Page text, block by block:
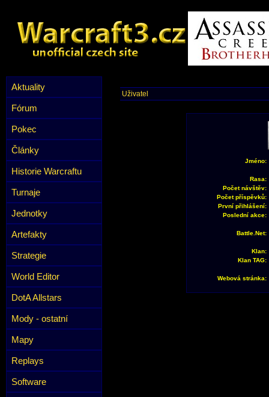
Aktuality
Fórum
Pokec
Články
Historie Warcraftu
Turnaje
Jednotky
Artefakty
Strategie
World Editor
DotA Allstars
Mody - ostatní
Mapy
Replays
Software
Uživatel
Jméno:
Rasa:
Počet návštěv:
Počet příspěvků:
První přihlášení:
Poslední akce:
Battle.Net:
Klan:
Klan TAG:
Webová stránka: